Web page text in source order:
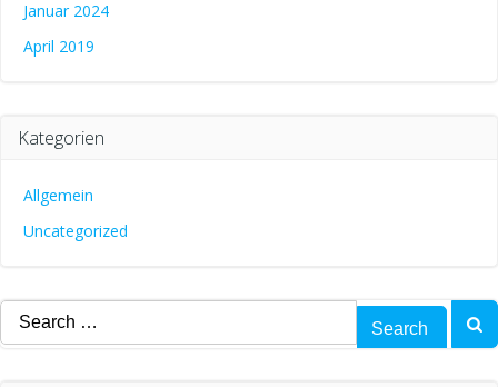
Januar 2024
April 2019
Kategorien
Allgemein
Uncategorized
Search
for: